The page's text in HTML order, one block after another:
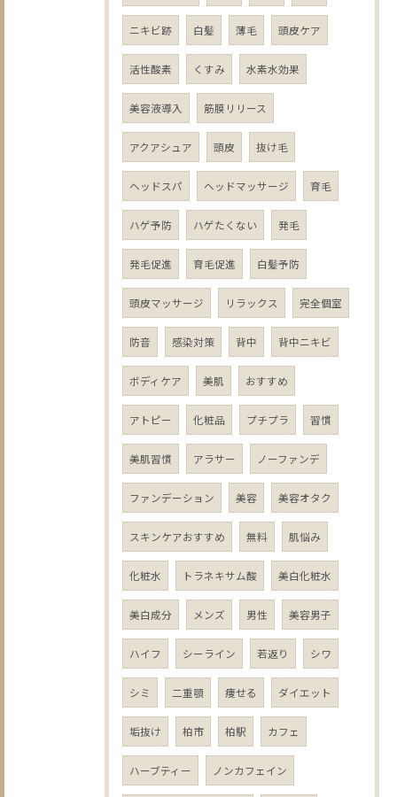
ニキビ跡 白髪 薄毛 頭皮ケア
活性酸素 くすみ 水素水効果
美容液導入 筋膜リリース
アクアシュア 頭皮 抜け毛
ヘッドスパ ヘッドマッサージ 育毛
ハゲ予防 ハゲたくない 発毛
発毛促進 育毛促進 白髪予防
頭皮マッサージ リラックス 完全個室
防音 感染対策 背中 背中ニキビ
ボディケア 美肌 おすすめ
アトピー 化粧品 プチプラ 習慣
美肌習慣 アラサー ノーファンデ
ファンデーション 美容 美容オタク
スキンケアおすすめ 無料 肌悩み
化粧水 トラネキサム酸 美白化粧水
美白成分 メンズ 男性 美容男子
ハイフ シーライン 若返り シワ
シミ 二重顎 痩せる ダイエット
垢抜け 柏市 柏駅 カフェ
ハーブティー ノンカフェイン